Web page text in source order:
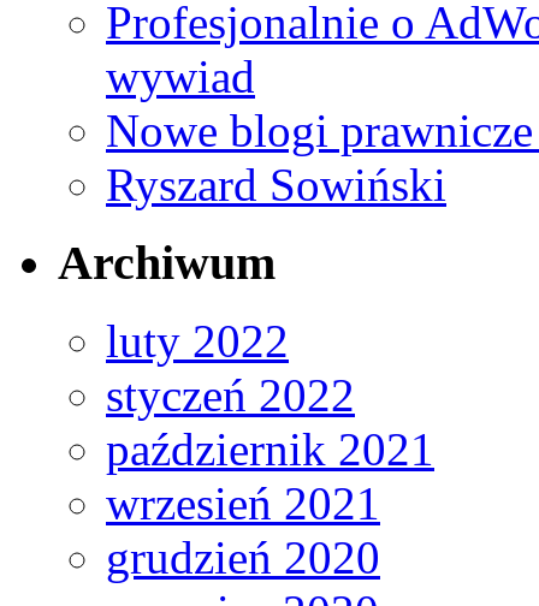
Profesjonalnie o
wywiad
Nowe blogi
Ryszard Sowiński
Archiwum
luty 2022
styczeń 2022
październik 2021
wrzesień 2021
grudzień 2020